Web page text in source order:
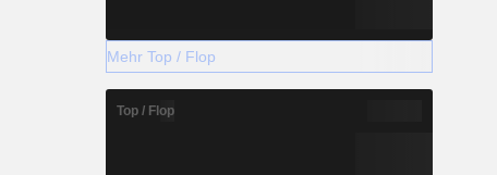
Mehr Top / Flop
Top / Flop